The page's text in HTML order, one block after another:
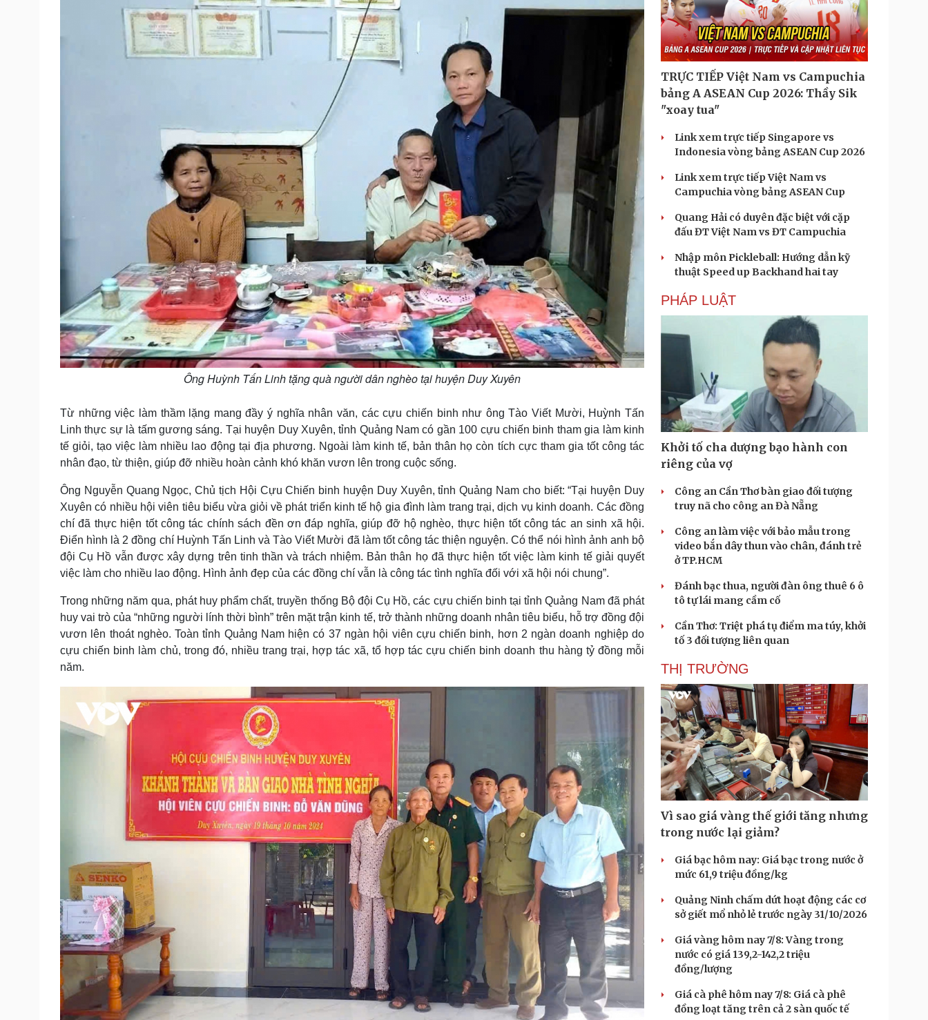
Ông Huỳnh Tấn Linh tặng quà người dân nghèo tại huyện Duy Xuyên
Từ những việc làm thầm lặng mang đầy ý nghĩa nhân văn, các cựu chiến binh như ông Tào Viết Mười, Huỳnh Tấn
Linh thực sự là tấm gương sáng. Tại huyện Duy Xuyên, tỉnh Quảng Nam có gần 100 cựu chiến binh tham gia làm kinh
tế giỏi, tạo việc làm nhiều lao động tại địa phương. Ngoài làm kinh tế, bản thân họ còn tích cực tham gia tốt công tác
nhân đạo, từ thiện, giúp đỡ nhiều hoàn cảnh khó khăn vươn lên trong cuộc sống.
Ông Nguyễn Quang Ngọc, Chủ tịch Hội Cựu Chiến binh huyện Duy Xuyên, tỉnh Quảng Nam cho biết: “Tại huyện Duy
Xuyên có nhiều hội viên tiêu biểu vừa giỏi về phát triển kinh tế hộ gia đình làm trang trại, dịch vụ kinh doanh. Các đồng
chí đã thực hiện tốt công tác chính sách đền ơn đáp nghĩa, giúp đỡ hộ nghèo, thực hiện tốt công tác an sinh xã hội.
Điển hình là 2 đồng chí Huỳnh Tấn Linh và Tào Viết Mười đã làm tốt công tác thiện nguyện. Có thể nói hình ảnh anh bộ
đội Cụ Hồ vẫn được xây dựng trên tinh thần và trách nhiệm. Bản thân họ đã thực hiện tốt việc làm kinh tế giải quyết
việc làm cho nhiều lao động. Hình ảnh đẹp của các đồng chí vẫn là công tác tình nghĩa đối với xã hội nói chung”.
Trong những năm qua, phát huy phẩm chất, truyền thống Bộ đội Cụ Hồ, các cựu chiến binh tại tỉnh Quảng Nam đã phát
huy vai trò của “những người lính thời bình” trên mặt trận kinh tế, trở thành những doanh nhân tiêu biểu, hỗ trợ đồng đội
vươn lên thoát nghèo. Toàn tỉnh Quảng Nam hiện có 37 ngàn hội viên cựu chiến binh, hơn 2 ngàn doanh nghiệp do
cựu chiến binh làm chủ, trong đó, nhiều trang trại, hợp tác xã, tổ hợp tác cựu chiến binh doanh thu hàng tỷ đồng mỗi
năm.
TRỰC TIẾP Việt Nam vs Campuchia
bảng A ASEAN Cup 2026: Thầy Sik
"xoay tua"
Link xem trực tiếp Singapore vs
Indonesia vòng bảng ASEAN Cup 2026
Link xem trực tiếp Việt Nam vs
Campuchia vòng bảng ASEAN Cup
Quang Hải có duyên đặc biệt với cặp
đấu ĐT Việt Nam vs ĐT Campuchia
Nhập môn Pickleball: Hướng dẫn kỹ
thuật Speed up Backhand hai tay
PHÁP LUẬT
Khởi tố cha dượng bạo hành con
riêng của vợ
Công an Cần Thơ bàn giao đối tượng
truy nã cho công an Đà Nẵng
Công an làm việc với bảo mẫu trong
video bắn dây thun vào chân, đánh trẻ
ở TP.HCM
Đánh bạc thua, người đàn ông thuê 6 ô
tô tự lái mang cầm cố
Cần Thơ: Triệt phá tụ điểm ma túy, khởi
tố 3 đối tượng liên quan
THỊ TRƯỜNG
Vì sao giá vàng thế giới tăng nhưng
trong nước lại giảm?
Giá bạc hôm nay: Giá bạc trong nước ở
mức 61,9 triệu đồng/kg
Quảng Ninh chấm dứt hoạt động các cơ
sở giết mổ nhỏ lẻ trước ngày 31/10/2026
Giá vàng hôm nay 7/8: Vàng trong
nước có giá 139,2-142,2 triệu
đồng/lượng
Giá cà phê hôm nay 7/8: Giá cà phê
đồng loạt tăng trên cả 2 sàn quốc tế